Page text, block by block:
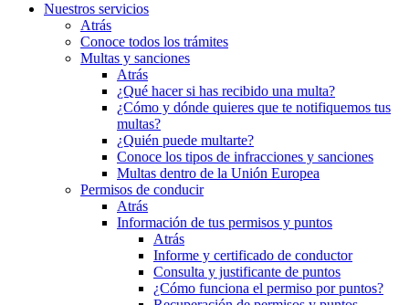
Nuestros servicios
Atrás
Conoce todos los trámites
Multas y sanciones
Atrás
¿Qué hacer si has recibido una multa?
¿Cómo y dónde quieres que te notifiquemos tus
multas?
¿Quién puede multarte?
Conoce los tipos de infracciones y sanciones
Multas dentro de la Unión Europea
Permisos de conducir
Atrás
Información de tus permisos y puntos
Atrás
Informe y certificado de conductor
Consulta y justificante de puntos
¿Cómo funciona el permiso por puntos?